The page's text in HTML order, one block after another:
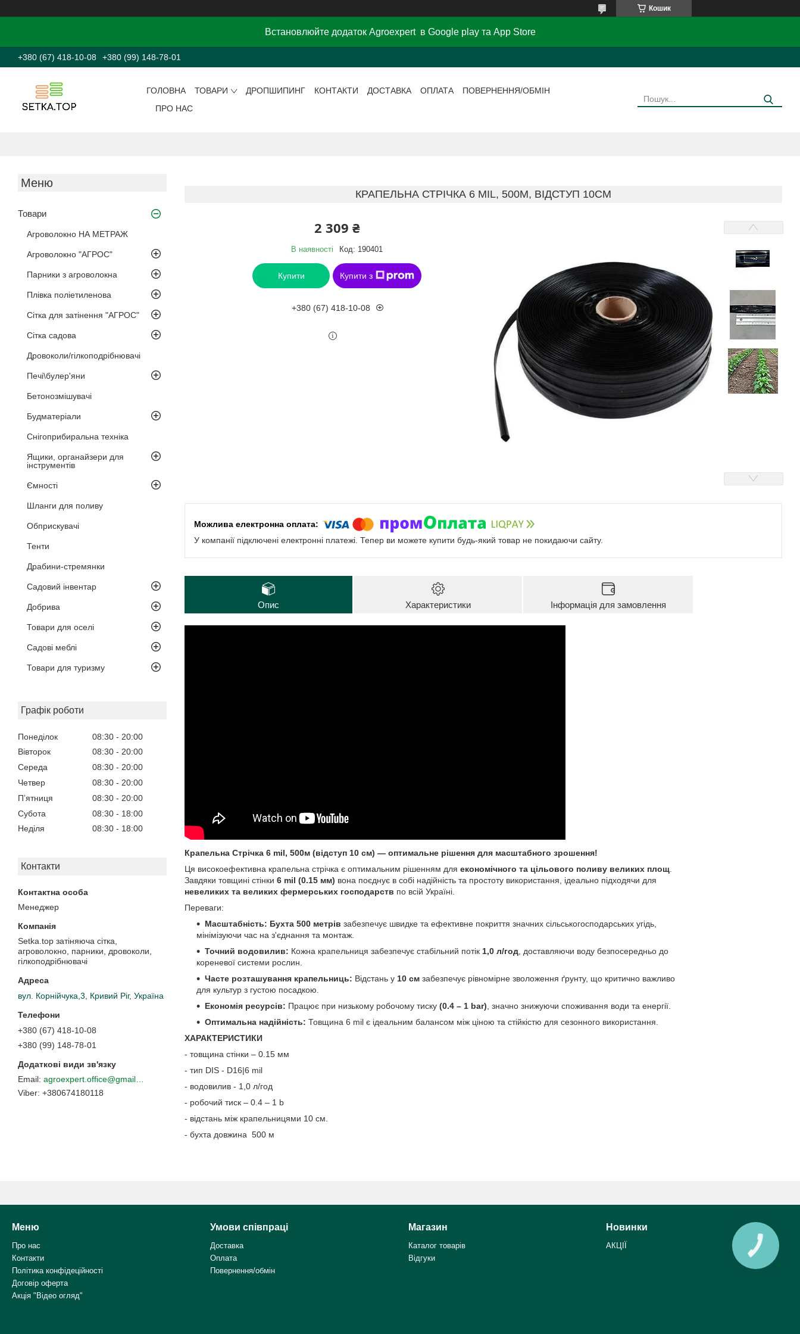
Кошик
Встановлюйте додаток Agroexpert в Google play та App Store
+380 (67) 418-10-08 +380 (99) 148-78-01
ГОЛОВНА ТОВАРИ ДРОПШИПИНГ КОНТАКТИ ДОСТАВКА ОПЛАТА
ПОВЕРНЕННЯ/ОБМІН
ПРО НАС
Товари
Агроволокно НА МЕТРАЖ
Агроволокно "АГРОС"
Парники з агроволокна
Плівка поліетиленова
Сітка для затінення "АГРОС"
Сітка садова
Дровоколи/гілкоподрібнювачі
Печі\булер'яни
Бетонозмішувачі
Будматеріали
Снігоприбиральна техніка
Ящики, органайзери для
інструментів
Ємності
Шланги для поливу
Обприскувачі
Тенти
Драбини-стремянки
Садовий інвентар
Добрива
Товари для оселі
Садові меблі
Товари для туризму
Графік роботи
Понеділок 08:30
20:00
Вівторок
08:30
20:00
Середа
08:30
20:00
Четвер
08:30
20:00
Пʼятниця
08:30
20:00
Субота
08:30
18:00
Неділя
08:30 18:00
Контакти
Менеджер
Setka.top затіняюча сітка,
агроволокно, парники, дровоколи,
гілкоподрібнювачі
вул. Корнійчука,3, Кривий Ріг, Україна
+380 (67) 418-10-08
+380 (99) 148-78-01
+380674180118
КРАПЕЛЬНА СТРІЧКА 6 MIL, 500М, ВІДСТУП 10СМ
2 309 ₴
В наявності Код: 190401
Купити Купити з
+380 (67) 418-10-08
У компанії підключені електронні платежі. Тепер ви можете купити будь-який товар не покидаючи сайту.
Опис Характеристики Інформація для замовлення
Крапельна Стрічка 6 mil, 500м (відступ 10 см) — оптимальне рішення для масштабного зрошення!
Ця високоефективна крапельна стрічка є оптимальним рішенням для економічного та цільового поливу великих площ.
Завдяки товщині стінки 6 mil (0.15 мм) вона поєднує в собі надійність та простоту використання, ідеально підходячи для
невеликих та великих фермерських господарств по всій Україні.
Переваги:
Масштабність: Бухта 500 метрів забезпечує швидке та ефективне покриття значних сільськогосподарських угідь,
мінімізуючи час на з'єднання та монтаж.
Точний водовилив: Кожна крапельниця забезпечує стабільний потік 1,0 л/год, доставляючи воду безпосередньо до
кореневої системи рослин.
Часте розташування крапельниць: Відстань у 10 см забезпечує рівномірне зволоження ґрунту, що критично важливо
для культур з густою посадкою.
Економія ресурсів: Працює при низькому робочому тиску (0.4 – 1 bar), значно знижуючи споживання води та енергії.
Оптимальна надійність: Товщина 6 mil є ідеальним балансом між ціною та стійкістю для сезонного використання.
ХАРАКТЕРИСТИКИ
- товщина стінки – 0.15 мм
- тип DIS - D16|6 mil
- водовилив - 1,0 л/год
- робочий тиск – 0.4 – 1 b
- відстань між крапельницями 10 см.
- бухта довжина 500 м
Меню
Про нас
Контакти
Політика конфідеційності
Договір оферта
Акція "Відео огляд"
Умови співпраці
Доставка
Оплата
Повернення/обмін
Магазин
Каталог товарів
Відгуки
Новинки
АКЦІЇ
КНОПКА
ЗВ'ЯЗКУ